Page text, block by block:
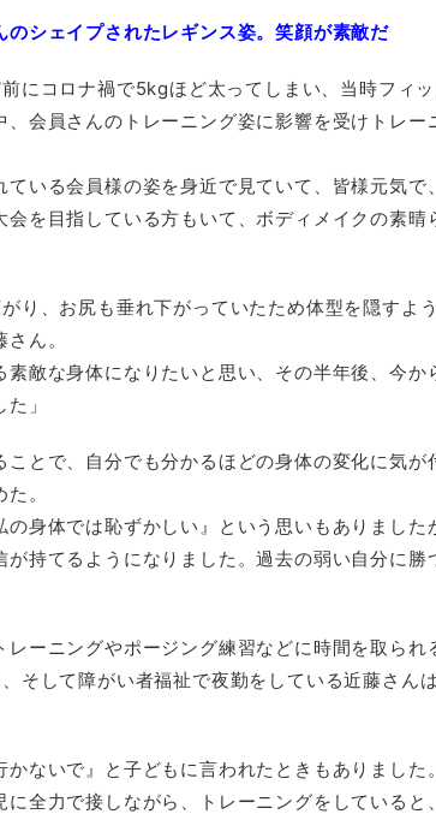
のシェイプされたレギンス姿。笑顔が素敵だ
にコロナ禍で5kgほど太ってしまい、当時フィ
、会員さんのトレーニング姿に影響を受けトレー
ている会員様の姿を身近で見ていて、皆様元気で
会を目指している方もいて、ボディメイクの素晴
り、お尻も垂れ下がっていたため体型を隠すよ
ん。
素敵な身体になりたいと思い、その半年後、今か
」
ことで、自分でも分かるほどの身体の変化に気が
。
の身体では恥ずかしい』という思いもありました
が持てるようになりました。過去の弱い自分に勝
ーニングやポージング練習などに時間を取られ
そして障がい者福祉で夜勤をしている近藤さん
かないで』と子どもに言われたときもありました
に全力で接しながら、トレーニングをしていると